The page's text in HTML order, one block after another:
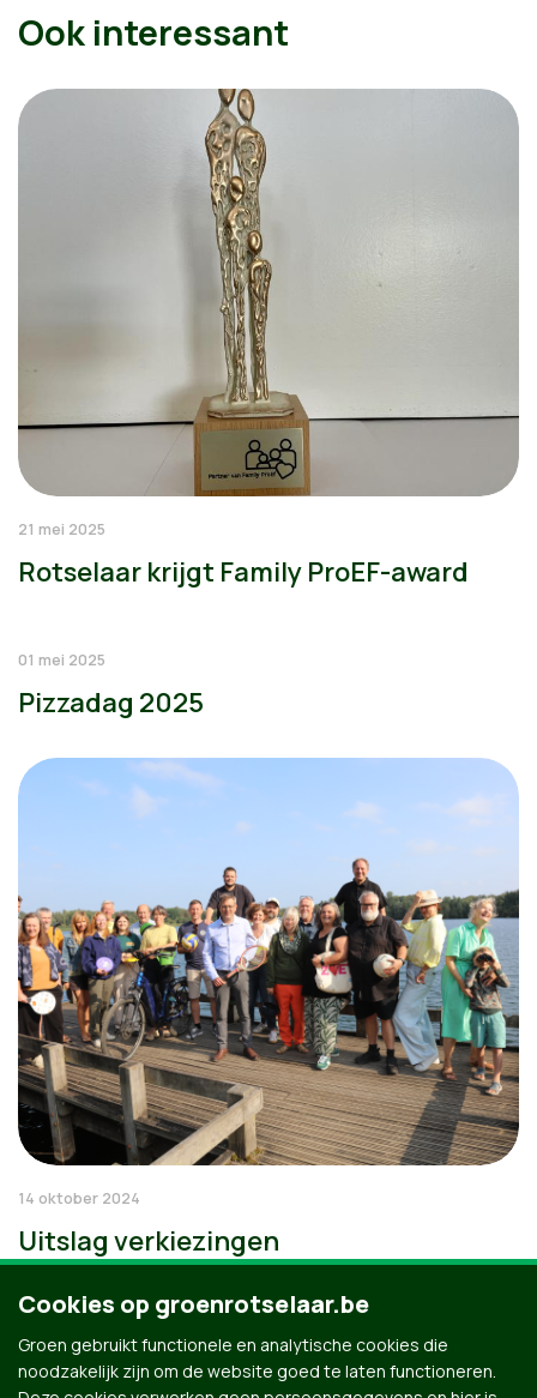
Ook interessant
21 mei 2025
Rotselaar krijgt Family ProEF-award
01 mei 2025
Pizzadag 2025
14 oktober 2024
Uitslag verkiezingen
Cookies op groenrotselaar.be
Groen gebruikt functionele en analytische cookies die
noodzakelijk zijn om de website goed te laten functioneren.